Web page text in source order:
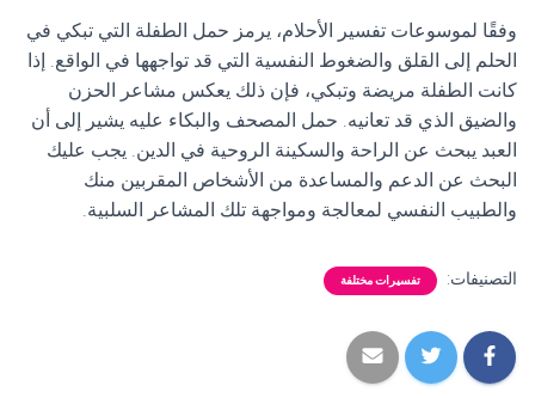
وفقًا لموسوعات تفسير الأحلام، يرمز حمل الطفلة التي تبكي في
الحلم إلى القلق والضغوط النفسية التي قد تواجهها في الواقع. إذا
كانت الطفلة مريضة وتبكي، فإن ذلك يعكس مشاعر الحزن
والضيق الذي قد تعانيه. حمل المصحف والبكاء عليه يشير إلى أن
العبد يبحث عن الراحة والسكينة الروحية في الدين. يجب عليك
البحث عن الدعم والمساعدة من الأشخاص المقربين منك
والطبيب النفسي لمعالجة ومواجهة تلك المشاعر السلبية.
التصنيفات: تفسيرات مختلفة